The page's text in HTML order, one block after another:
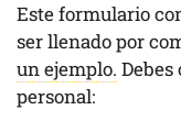
Este formulario
ser llenado por
un ejemplo.
personal: